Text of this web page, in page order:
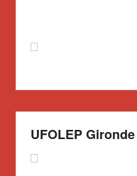
UFOLEP Gironde